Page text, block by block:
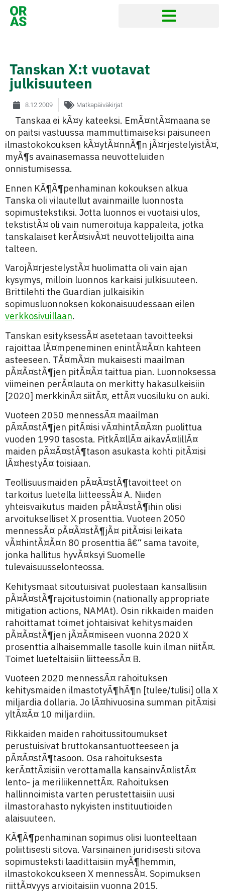
Tanskan X:t vuotavat
julkisuuteen
8.12.2009 Matkapäiväkirjat
Tanskaa ei kÃ¤y kateeksi. EmÃ¤ntÃ¤maana se
on paitsi vastuussa mammuttimaiseksi paisuneen
ilmastokokouksen kÃ¤ytÃ¤nnÃ¶n jÃ¤rjestelyistÃ¤,
myÃ¶s avainasemassa neuvotteluiden
onnistumisessa.
Ennen KÃ¶Ã¶penhaminan kokouksen alkua
Tanska oli vilautellut avainmaille luonnosta
sopimustekstiksi. Jotta luonnos ei vuotaisi ulos,
tekstistÃ¤ oli vain numeroituja kappaleita, jotka
tanskalaiset kerÃ¤sivÃ¤t neuvottelijoilta aina
talteen.
VarojÃ¤rjestelystÃ¤ huolimatta oli vain ajan
kysymys, milloin luonnos karkaisi julkisuuteen.
Brittilehti the Guardian julkaisikin
sopimusluonnoksen kokonaisuudessaan eilen
verkkosivuillaan.
Tanskan esityksessÃ¤ asetetaan tavoitteeksi
rajoittaa lÃ¤mpeneminen enintÃ¤Ã¤n kahteen
asteeseen. TÃ¤mÃ¤n mukaisesti maailman
pÃ¤Ã¤stÃ¶jen pitÃ¤Ã¤ taittua pian. Luonnoksessa
viimeinen perÃ¤lauta on merkitty hakasulkeisiin
[2020] merkkinÃ¤ siitÃ¤, ettÃ¤ vuosiluku on auki.
Vuoteen 2050 mennessÃ¤ maailman
pÃ¤Ã¤stÃ¶jen pitÃ¤isi vÃ¤hintÃ¤Ã¤n puolittua
vuoden 1990 tasosta. PitkÃ¤llÃ¤ aikavÃ¤lillÃ¤
maiden pÃ¤Ã¤stÃ¶tason asukasta kohti pitÃ¤isi
lÃ¤hestyÃ¤ toisiaan.
Teollisuusmaiden pÃ¤Ã¤stÃ¶tavoitteet on
tarkoitus luetella liitteessÃ¤ A. Niiden
yhteisvaikutus maiden pÃ¤Ã¤stÃ¶ihin olisi
arvoitukselliset X prosenttia. Vuoteen 2050
mennessÃ¤ pÃ¤Ã¤stÃ¶jÃ¤ pitÃ¤isi leikata
vÃ¤hintÃ¤Ã¤n 80 prosenttia â€“ sama tavoite,
jonka hallitus hyvÃ¤ksyi Suomelle
tulevaisuusselonteossa.
Kehitysmaat sitoutuisivat puolestaan kansallisiin
pÃ¤Ã¤stÃ¶rajoitustoimin (nationally appropriate
mitigation actions, NAMAt). Osin rikkaiden maiden
rahoittamat toimet johtaisivat kehitysmaiden
pÃ¤Ã¤stÃ¶jen jÃ¤Ã¤miseen vuonna 2020 X
prosenttia alhaisemmalle tasolle kuin ilman niitÃ¤.
Toimet lueteltaisiin liitteessÃ¤ B.
Vuoteen 2020 mennessÃ¤ rahoituksen
kehitysmaiden ilmastotyÃ¶hÃ¶n [tulee/tulisi] olla X
miljardia dollaria. Jo lÃ¤hivuosina summan pitÃ¤isi
yltÃ¤Ã¤ 10 miljardiin.
Rikkaiden maiden rahoitussitoumukset
perustuisivat bruttokansantuotteeseen ja
pÃ¤Ã¤stÃ¶tasoon. Osa rahoituksesta
kerÃ¤ttÃ¤isiin verottamalla kansainvÃ¤listÃ¤
lento- ja meriliikennettÃ¤. Rahoituksen
hallinnoimista varten perustettaisiin uusi
ilmastorahasto nykyisten instituutioiden
alaisuuteen.
KÃ¶Ã¶penhaminan sopimus olisi luonteeltaan
poliittisesti sitova. Varsinainen juridisesti sitova
sopimusteksti laadittaisiin myÃ¶hemmin,
ilmastokokoukseen X mennessÃ¤. Sopimuksen
riittÃ¤vyys arvioitaisiin vuonna 2015.